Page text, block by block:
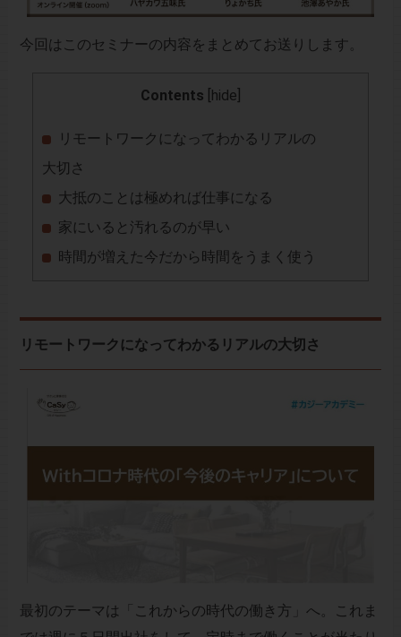
今回はこのセミナーの内容をまとめてお送りします。
Contents hide
リモートワークになってわかるリアルの
大切さ
大抵のことは極めれば仕事になる
家にいると汚れるのが早い
時間が増えた今だから時間をうまく使う
リモートワークになってわかるリアルの大切さ
最初のテーマは「これからの時代の働き方」へ。これま